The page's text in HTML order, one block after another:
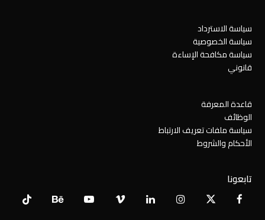
سياسة الاسترداد
سياسة الخصوصية
سياسة مكافحة الإساءة
قانوني
قاعدة المعرفة
الوظائف
سياسة ملفات تعريف الارتباط
الأحكام والشروط
تابعونا
Facebook
X
Instagram
LinkedIn
Vimeo
YouTube
Behance
Tiktok